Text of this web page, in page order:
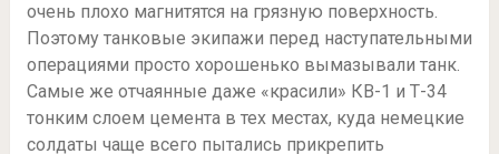
очень плохо магнитятся на грязную поверхность.
Поэтому танковые экипажи перед наступательными
операциями просто хорошенько вымазывали танк.
Самые же отчаянные даже «красили» КВ-1 и Т-34
тонким слоем цемента в тех местах, куда немецкие
солдаты чаще всего пытались прикрепить